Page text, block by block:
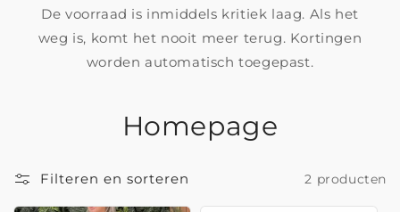
De voorraad is inmiddels kritiek laag. Als het
weg is, komt het nooit meer terug. Kortingen
worden automatisch toegepast.
C
l
Homepage
Filteren en sorteren 2 producten